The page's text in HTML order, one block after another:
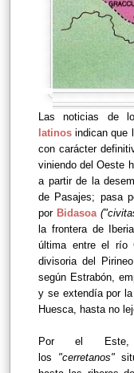
Las noticias de
latinos indican que
con carácter
viniendo del Oeste
a partir de la
de Pasajes; pasa
por Bidasoa
la frontera de
última entre el río
divisoria del
según Estrabón,
y se extendía por
Huesca, hasta no
Por el Este,
los "cerretanos"